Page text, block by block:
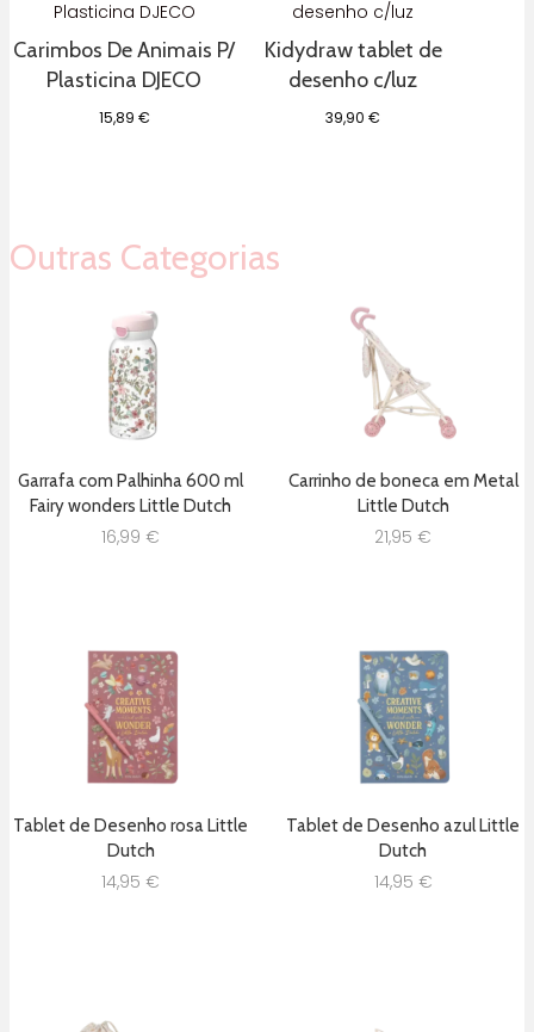
Carimbos De Animais P/
Plasticina DJECO
15,89 €
Kidydraw tablet de
desenho c/luz
39,90€
Outras Categorias
Garrafa com Palhinha 600 ml
Fairy wonders Little Dutch
16,99 €
Carrinho de boneca em Metal
Little Dutch
21,95 €
Tablet de Desenho rosa Little
Dutch
14,95 €
Tablet de Desenho azul Little
Dutch
14,95 €